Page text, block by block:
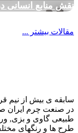
نقش منابع
مقالات بیشتر ...
سابقه ی بیش از نیم
در صنعت چرم ایران
طبیعی گاوی و بزی,
طرح ها و رنگهای